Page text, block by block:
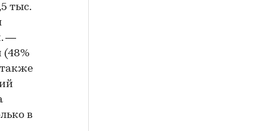
тыс.
—
(48%
в